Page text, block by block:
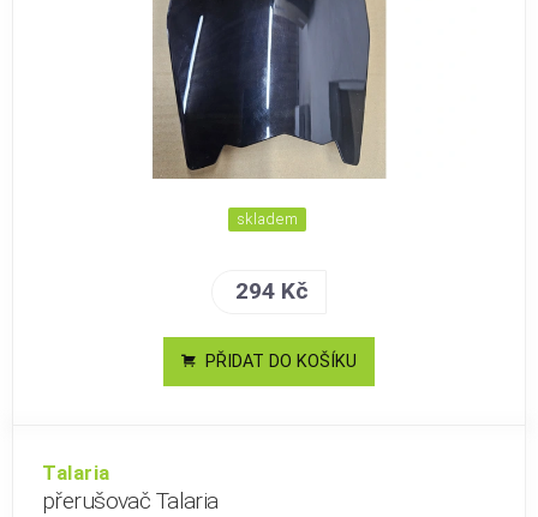
skladem
294 Kč
PŘIDAT DO KOŠÍKU
Talaria
přerušovač Talaria